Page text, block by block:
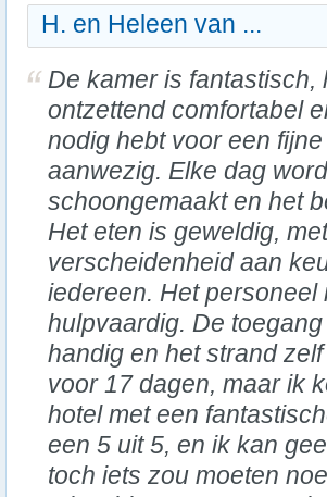
H. en Heleen van ...
De kamer is fantastisch,
ontzettend comfortabel
nodig hebt voor een
aanwezig. Elke dag
schoongemaakt en het
Het eten is geweldig,
verscheidenheid aan
iedereen. Het
hulpvaardig. De
handig en het strand
voor 17 dagen, maar ik
hotel met een
een 5 uit 5, en ik kan
toch iets zou moeten